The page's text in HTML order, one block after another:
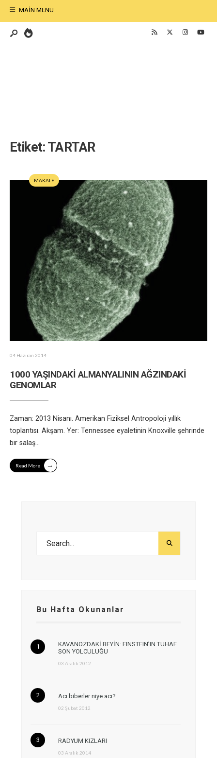
MAIN MENU
Etiket:TARTAR
MAKALE
04 Haziran 2014
1000 YAŞINDAKİ ALMANYALININ AĞZINDAKİ
GENOMLAR
Zaman: 2013 Nisanı. Amerikan Fiziksel Antropoloji yıllık
toplantısı. Akşam. Yer: Tennessee eyaletinin Knoxville şehrinde
bir salaş...
Read More →
Bu Hafta Okunanlar
KAVANOZDAKİ BEYİN: EINSTEIN’IN TUHAF
SON YOLCULUĞU
03 Aralık 2012
Acı biberler niye acı?
02 Şubat 2012
RADYUM KIZLARI
03 Aralık 2014